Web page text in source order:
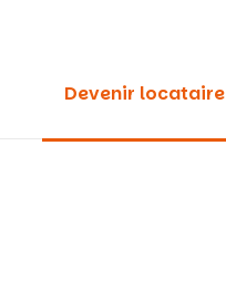
Devenir locataire